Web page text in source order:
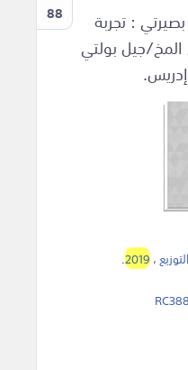
88
: تجربة
جيل بولتي
،2019
.